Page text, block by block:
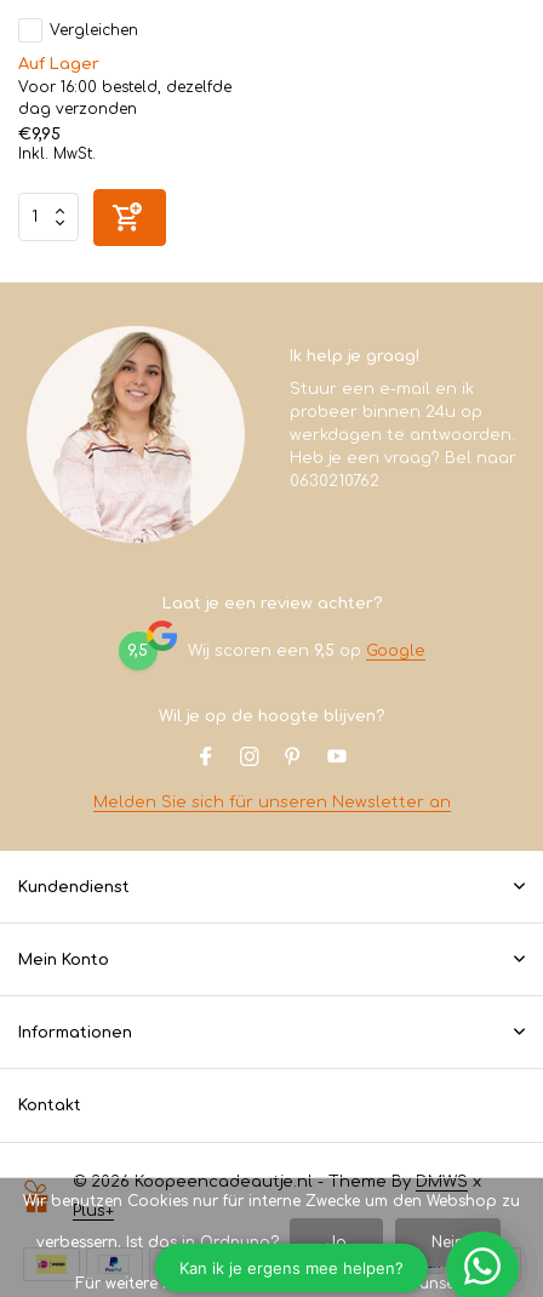
Vergleichen
Auf Lager
Voor 16:00 besteld, dezelfde
dag verzonden
€9,95
Inkl. MwSt.
Ik help je graag!
Stuur een e-mail en ik
probeer binnen 24u op
werkdagen te antwoorden.
Heb je een vraag? Bel naar
0630210762
Laat je een review achter?
9,5 Wij scoren een 9,5 op Google
Wil je op de hoogte blijven?
Melden Sie sich für unseren Newsletter an
Kundendienst
Mein Konto
Informationen
Kontakt
© 2026 Koopeencadeautje.nl - Theme ByDMWSx
Plus+
Wir benutzen Cookies nur für interne Zwecke um den Webshop zu
verbessern. Ist das in Ordnung? Ja Nein
Für weitere Informationen beachten Sie bitte unsere